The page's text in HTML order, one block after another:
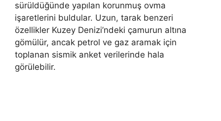
sürüldüğünde yapılan korunmuş ovma
işaretlerini buldular. Uzun, tarak benzeri
özellikler Kuzey Denizi’ndeki çamurun altına
gömülür, ancak petrol ve gaz aramak için
toplanan sismik anket verilerinde hala
görülebilir.